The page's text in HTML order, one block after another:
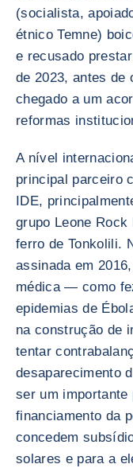
(socialista,
étnico Temne)
e recusado
de 2023, antes de
chegado a um
reformas
A nível
principal parceiro
IDE,
grupo Leone
ferro de Tonkolili.
assinada em
médica — como
epidemias de
na construção de
tentar
desaparecimento
ser um
financiamento da
concedem
solares e para a